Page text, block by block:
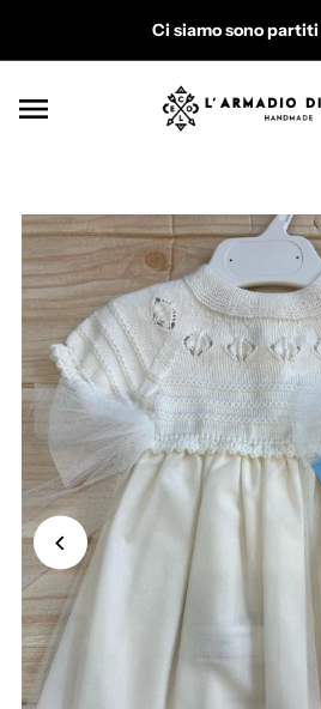
Vai direttamente ai contenuti
Ci siamo sono partiti